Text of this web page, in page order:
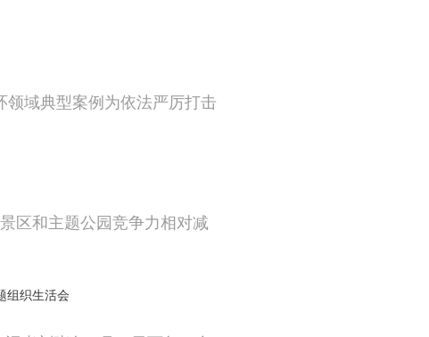
领域典型案例为依法严厉打击
区和主题公园竞争力相对减
组织生活会